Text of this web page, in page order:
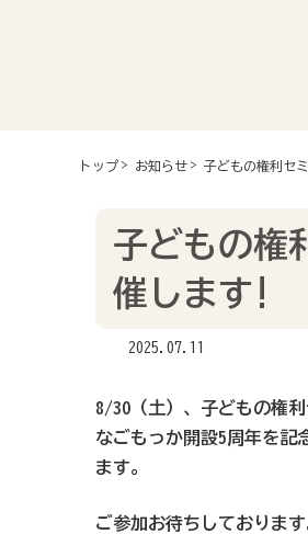
トップ お知らせ 子どもの権利セ
子どもの権
催します!
2025.07.11
8/30（土）、子どもの権
なごもっか開設5周年を記
ます。
ご参加お待ちしております